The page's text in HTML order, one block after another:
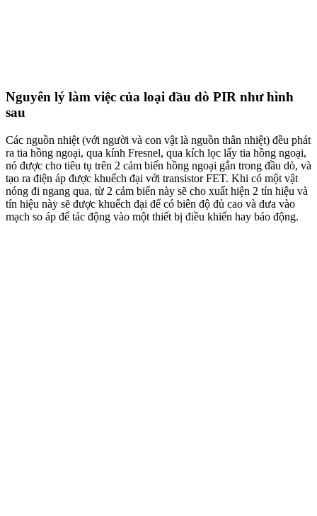
Nguyên lý làm việc của loại đầu dò PIR như hình
sau
Các nguồn nhiệt (với người và con vật là nguồn thân nhiệt) đều phát
ra tia hồng ngoại, qua kính Fresnel, qua kích lọc lấy tia hồng ngoại,
nó được cho tiêu tụ trên 2 cảm biến hồng ngoại gắn trong đầu dò, và
tạo ra điện áp được khuếch đại với transistor FET. Khi có một vật
nóng đi ngang qua, từ 2 cảm biến này sẽ cho xuất hiện 2 tín hiệu và
tín hiệu này sẽ được khuếch đại để có biên độ đủ cao và đưa vào
mạch so áp để tác động vào một thiết bị điều khiển hay báo động.